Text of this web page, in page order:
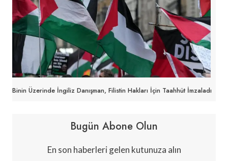
Binin Üzerinde İngiliz Danışman, Filistin Hakları İçin Taahhüt İmzaladı
Bugün Abone Olun
En son haberleri gelen kutunuza alın